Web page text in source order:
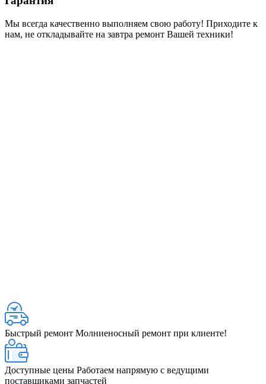
Мы всегда качественно выполняем свою работу! Приходите к
нам, не откладывайте на завтра ремонт Вашей техники!
Быстрый ремонт Молниеносный ремонт при клиенте!
Доступные цены Работаем напрямую с ведущими
поставщиками запчастей